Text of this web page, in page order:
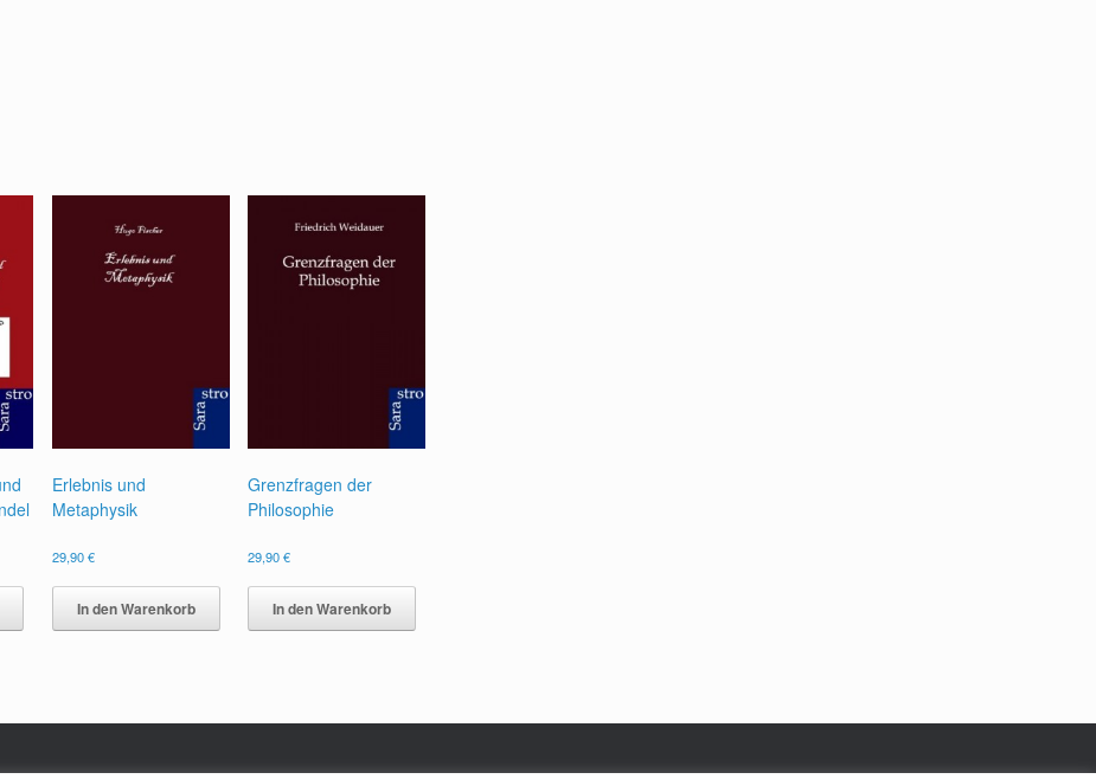
Erlebnis und
Metaphysik
29,90€
In den Warenkorb
Grenzfragen der
Philosophie
29,90€
In den Warenkorb